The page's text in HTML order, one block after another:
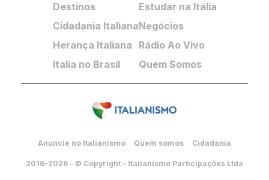
Destinos
Cidadania Italiana
Herança Italiana
Italia no Brasil
Estudar na Itália
Negócios
Rádio Ao Vivo
Quem Somos
Anuncie no Italianismo Quem somos Cidadania
2016-2026 – © Copyright – Italianismo Participações Ltda